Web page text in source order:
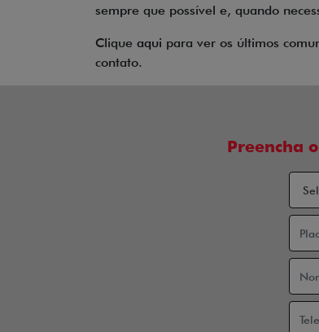
sempre que possível e, quando
Clique aqui para ver os últimos
contato.
Preencha